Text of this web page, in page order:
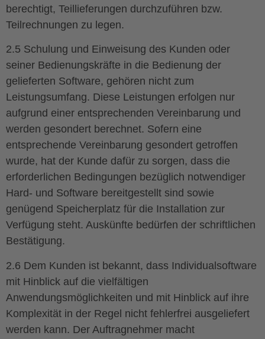
berechtigt, Teillieferungen durchzuführen bzw.
Teilrechnungen zu legen.
2.5 Schulung und Einweisung des Kunden oder
seiner Bedienungskräfte in die Bedienung der
gelieferten Software, gehören nicht zum
Leistungsumfang. Diese Leistungen erfolgen nur
aufgrund einer entsprechenden Vereinbarung und
werden gesondert berechnet. Sofern eine
entsprechende Vereinbarung gesondert getroffen
wurde, hat der Kunde dafür zu sorgen, dass die
erforderlichen Bedingungen bezüglich notwendiger
Hard- und Software bereitgestellt sind sowie
genügend Speicherplatz für die Installation zur
Verfügung steht. Auskünfte bedürfen der schriftlichen
Bestätigung.
2.6 Dem Kunden ist bekannt, dass Individualsoftware
mit Hinblick auf die vielfältigen
Anwendungsmöglichkeiten und mit Hinblick auf ihre
Komplexität in der Regel nicht fehlerfrei ausgeliefert
werden kann. Der Auftragnehmer macht